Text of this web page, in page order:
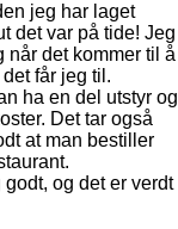
jeg har laget
det var på tide! Jeg
når det kommer til å
får jeg til.
ha en del utstyr og
Det tar også
at man bestiller
og det er verdt